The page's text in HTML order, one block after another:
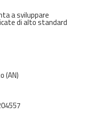
a sviluppare
di alto standard
(AN)